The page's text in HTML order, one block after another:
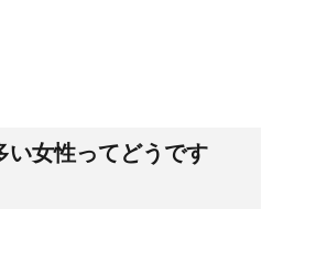
リンパに転移した場合、
い女性ってどうです